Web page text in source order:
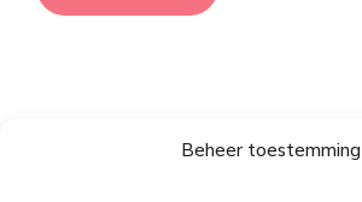
Beheer toestemming
Retourneringsbeleid